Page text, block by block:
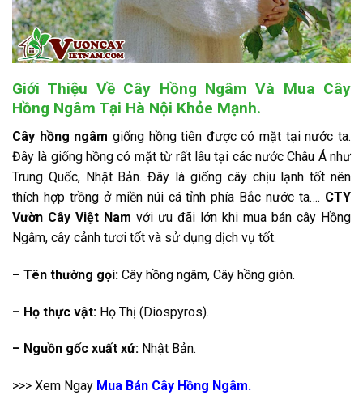
Giới Thiệu Về Cây Hồng Ngâm Và Mua Cây
Hồng Ngâm Tại Hà Nội Khỏe Mạnh.
Cây hồng ngâm giống hồng tiên được có mặt tại nước ta.
Đây là giống hồng có mặt từ rất lâu tại các nước Châu Á như
Trung Quốc, Nhật Bản. Đây là giống cây chịu lạnh tốt nên
thích hợp trồng ở miền núi cá tỉnh phía Bắc nước ta…. CTY
Vườn Cây Việt Nam với ưu đãi lớn khi mua bán cây Hồng
Ngâm, cây cảnh tươi tốt và sử dụng dịch vụ tốt.
– Tên thường gọi: Cây hồng ngâm, Cây hồng giòn.
– Họ thực vật: Họ Thị (Diospyros).
– Nguồn gốc xuất xứ: Nhật Bản.
>>> Xem Ngay Mua Bán Cây Hồng Ngâm.